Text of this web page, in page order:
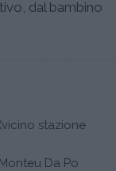
dal bambino
stazione
Da Po